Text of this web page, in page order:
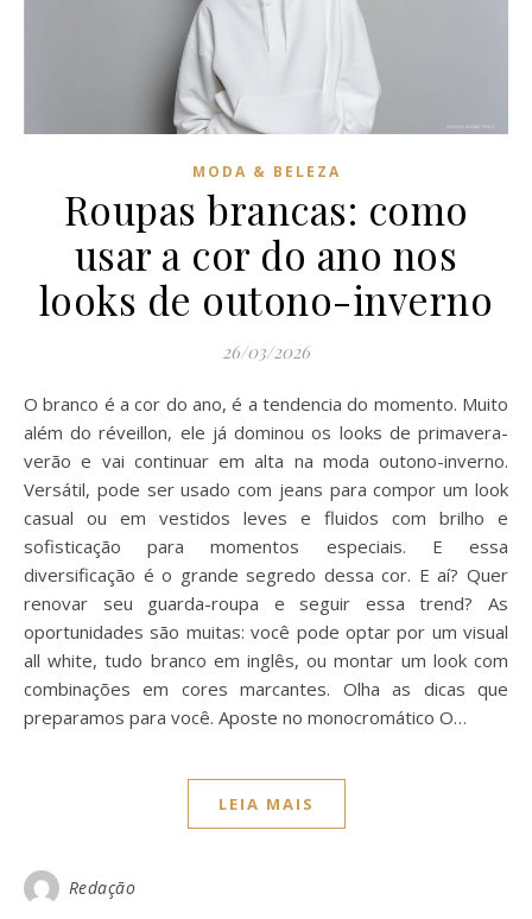
MODA & BELEZA
Roupas brancas: como
usar a cor do ano nos
looks de outono-inverno
26/03/2026
O branco é a cor do ano, é a tendencia do momento. Muito
além do réveillon, ele já dominou os looks de primavera-
verão e vai continuar em alta na moda outono-inverno.
Versátil, pode ser usado com jeans para compor um look
casual ou em vestidos leves e fluidos com brilho e
sofisticação para momentos especiais. E essa
diversificação é o grande segredo dessa cor. E aí? Quer
renovar seu guarda-roupa e seguir essa trend? As
oportunidades são muitas: você pode optar por um visual
all white, tudo branco em inglês, ou montar um look com
combinações em cores marcantes. Olha as dicas que
preparamos para você. Aposte no monocromático O…
LEIA MAIS
Redação